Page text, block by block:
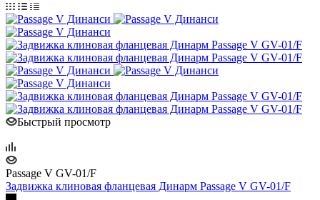
Быстрый просмотр
Passage V GV-01/F
Задвижка клиновая фланцевая Динарм Passage V GV-01/F